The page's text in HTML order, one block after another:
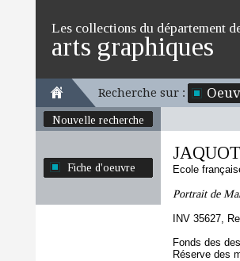
Les collections du département
arts graphiques
Recherche sur :
Nouvelle recherche
Fiche d'oeuvre Ecole
Portrait de
INV 35627,
Fonds des
Réserve des